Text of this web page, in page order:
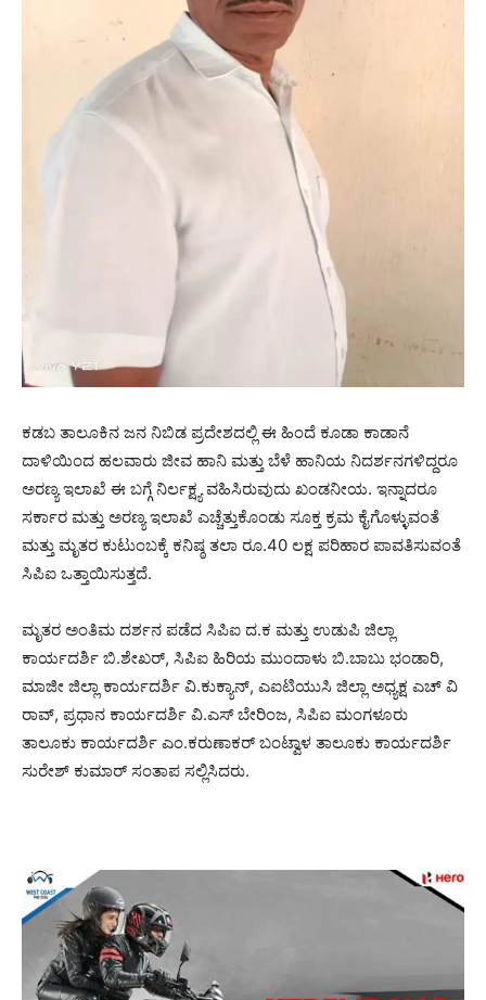
ಕಡಬ ತಾಲೂಕಿನ ಜನ ನಿಬಿಡ ಪ್ರದೇಶದಲ್ಲಿ ಈ ಹಿಂದೆ ಕೂಡಾ ಕಾಡಾನೆ
ದಾಳಿಯಿಂದ ಹಲವಾರು ಜೀವ ಹಾನಿ ಮತ್ತು ಬೆಳೆ ಹಾನಿಯ ನಿದರ್ಶನಗಳಿದ್ದರೂ
ಅರಣ್ಯ ಇಲಾಖೆ ಈ ಬಗ್ಗೆ ನಿರ್ಲಕ್ಷ್ಯ ವಹಿಸಿರುವುದು ಖಂಡನೀಯ. ಇನ್ನಾದರೂ
ಸರ್ಕಾರ ಮತ್ತು ಅರಣ್ಯ ಇಲಾಖೆ ಎಚ್ಚೆತ್ತುಕೊಂಡು ಸೂಕ್ತ ಕ್ರಮ ಕೈಗೊಳ್ಳುವಂತೆ
ಮತ್ತು ಮೃತರ ಕುಟುಂಬಕ್ಕೆ ಕನಿಷ್ಠ ತಲಾ ರೂ.40 ಲಕ್ಷ ಪರಿಹಾರ ಪಾವತಿಸುವಂತೆ
ಸಿಪಿಐ ಒತ್ತಾಯಿಸುತ್ತದೆ.
ಮೃತರ ಅಂತಿಮ ದರ್ಶನ ಪಡೆದ ಸಿಪಿಐ ದ.ಕ ಮತ್ತು ಉಡುಪಿ ಜಿಲ್ಲಾ
ಕಾರ್ಯದರ್ಶಿ ಬಿ.ಶೇಖರ್, ಸಿಪಿಐ ಹಿರಿಯ ಮುಂದಾಳು ಬಿ.ಬಾಬು ಭಂಡಾರಿ,
ಮಾಜೀ ಜಿಲ್ಲಾ ಕಾರ್ಯದರ್ಶಿ ವಿ.ಕುಕ್ಯಾನ್, ಎಐಟಿಯುಸಿ ಜಿಲ್ಲಾ ಅಧ್ಯಕ್ಷ ಎಚ್ ವಿ
ರಾವ್, ಪ್ರಧಾನ ಕಾರ್ಯದರ್ಶಿ ವಿ.ಎಸ್ ಬೇರಿಂಜ, ಸಿಪಿಐ ಮಂಗಳೂರು
ತಾಲೂಕು ಕಾರ್ಯದರ್ಶಿ ಎಂ.ಕರುಣಾಕರ್ ಬಂಟ್ವಾಳ ತಾಲೂಕು ಕಾರ್ಯದರ್ಶಿ
ಸುರೇಶ್ ಕುಮಾರ್ ಸಂತಾಪ ಸಲ್ಲಿಸಿದರು.